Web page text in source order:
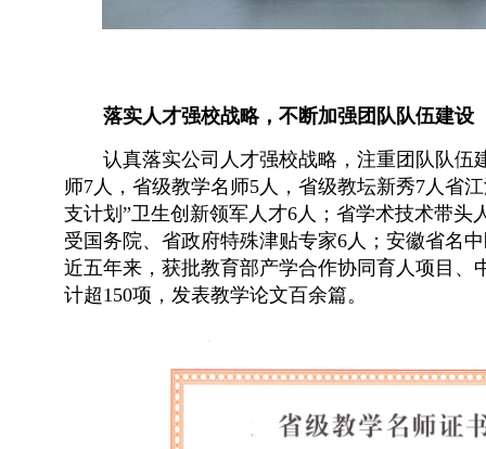
落实人才强校战略，不断加强团队队伍建设
认真落实公司人才强校战略，注重团队队
师7人，省级教学名师5人，省级教坛新秀7人省
支计划”卫生创新领军人才6人；省学术技术带
受国务院、省政府特殊津贴专家6人；安徽省名
近五年来，获批教育部产学合作协同育人项目
计超150项，发表教学论文百余篇。